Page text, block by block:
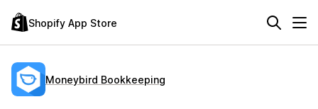
Shopify App Store
Moneybird Bookkeeping